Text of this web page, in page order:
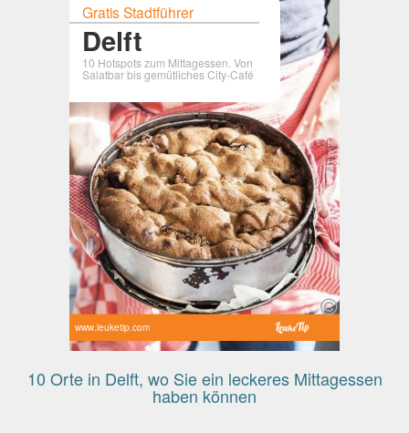
Gratis Stadtführer
Delft
10 Hotspots zum Mittagessen. Von
Salatbar bis gemütliches City-Café
www.leuketip.com
10 Orte in Delft, wo Sie ein leckeres Mittagessen
haben können